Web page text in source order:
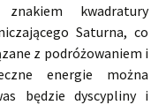
kwadratury
Saturna, co
z podróżowaniem i
energie można
będzie dyscypliny i